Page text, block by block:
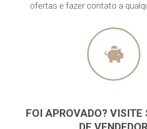
ofertas e fazer contato a
FOI APROVADO? VISITE